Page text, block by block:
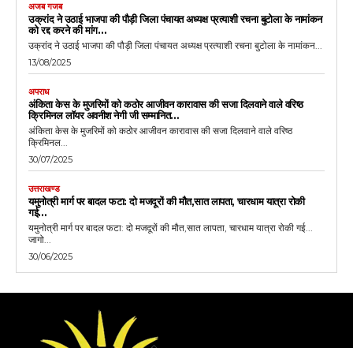
अजब गजब
उक्रांद ने उठाई भाजपा की पौड़ी जिला पंचायत अध्यक्ष प्रत्याशी रचना बुटोला के नामांकन
को रद्द करने की मांग…
उक्रांद ने उठाई भाजपा की पौड़ी जिला पंचायत अध्यक्ष प्रत्याशी रचना बुटोला के नामांकन...
13/08/2025
अपराध
अंकिता केस के मुजरिमों को कठोर आजीवन कारावास की सजा दिलवाने वाले वरिष्ठ
क्रिमिनल लॉयर अवनीश नेगी जी सम्मानित…
अंकिता केस के मुजरिमों को कठोर आजीवन कारावास की सजा दिलवाने वाले वरिष्ठ
क्रिमिनल...
30/07/2025
उत्तराखण्ड
यमुनोत्री मार्ग पर बादल फटा: दो मजदूरों की मौत,सात लापता, चारधाम यात्रा रोकी
गई…
यमुनोत्री मार्ग पर बादल फटा: दो मजदूरों की मौत,सात लापता, चारधाम यात्रा रोकी गई...
जागो...
30/06/2025